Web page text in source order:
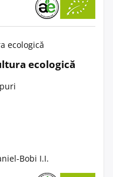
ecologică
Bobi I.I.